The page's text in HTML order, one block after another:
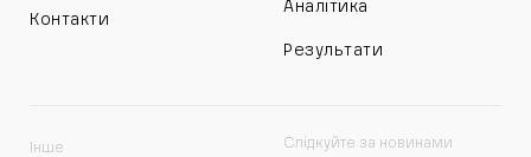
Контакти
Аналітика
Результати
Інше Слідкуйте за новинами